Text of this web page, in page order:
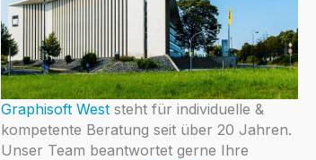
Graphisoft Weststeht für individuelle &
kompetente Beratung seit über 20 Jahren.
Unser Team beantwortet gerne Ihre